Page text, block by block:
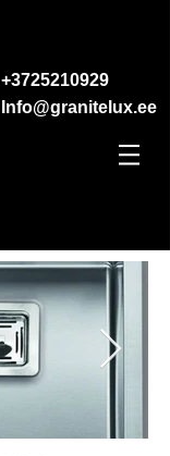
+3725210929
Info@granitelux.ee